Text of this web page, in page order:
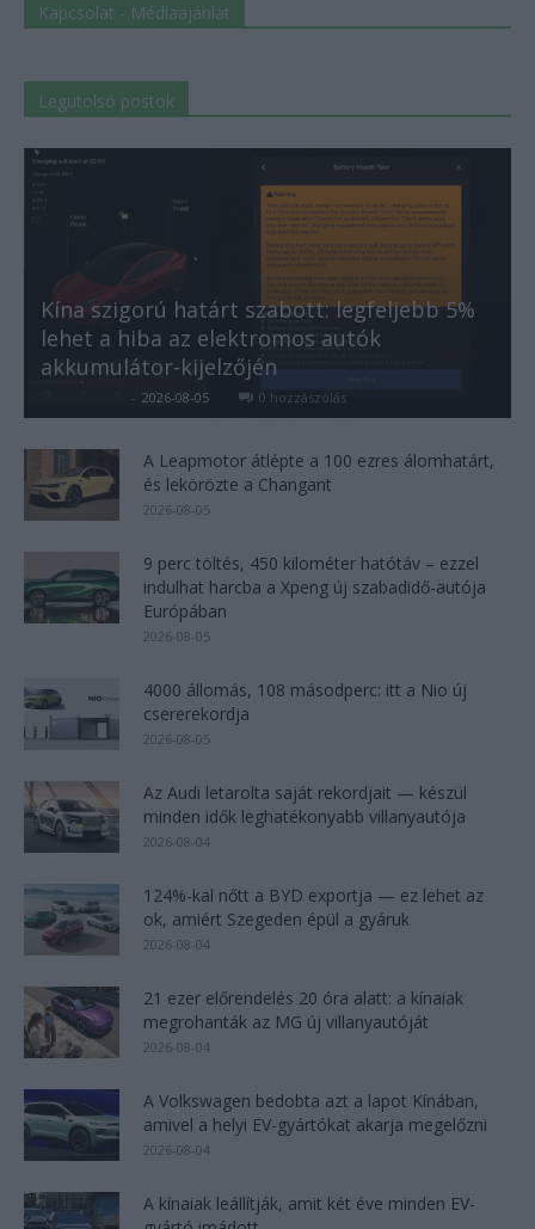
Kapcsolat - Médiaajánlat
Legutolsó postok
Kína szigorú határt szabott: legfeljebb 5%
lehet a hiba az elektromos autók
akkumulátor-kijelzőjén
- 2026-08-05 0 hozzászólás
A Leapmotor átlépte a 100 ezres álomhatárt,
és lekörözte a Changant
2026-08-05
9 perc töltés, 450 kilométer hatótáv – ezzel
indulhat harcba a Xpeng új szabadidő-autója
Európában
2026-08-05
4000 állomás, 108 másodperc: itt a Nio új
csererekordja
2026-08-05
Az Audi letarolta saját rekordjait — készül
minden idők leghatékonyabb villanyautója
2026-08-04
124%-kal nőtt a BYD exportja — ez lehet az
ok, amiért Szegeden épül a gyáruk
2026-08-04
21 ezer előrendelés 20 óra alatt: a kínaiak
megrohanták az MG új villanyautóját
2026-08-04
A Volkswagen bedobta azt a lapot Kínában,
amivel a helyi EV-gyártókat akarja megelőzni
2026-08-04
A kínaiak leállítják, amit két éve minden EV-